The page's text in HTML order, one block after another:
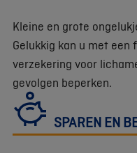
Kleine en grote
Gelukkig kan u met
verzekering voor
gevolgen beperken.
SPAREN EN